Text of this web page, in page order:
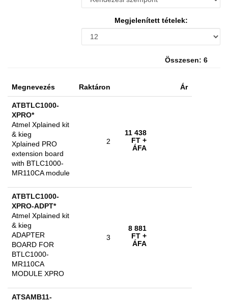
Megjelenített tételek:
Összesen: 6
Megnevezés Raktáron Ár
ATBTLC1000-
XPRO*
Atmel Xplained kit
& kieg
Xplained PRO
extension board
with BTLC1000-
MR110CA module
2
11 438
FT +
ÁFA
ATBTLC1000-
XPRO-ADPT*
Atmel Xplained kit
& kieg
ADAPTER
BOARD FOR
BTLC1000-
MR110CA
MODULE XPRO
3
8 881
FT +
ÁFA
ATSAMB11-